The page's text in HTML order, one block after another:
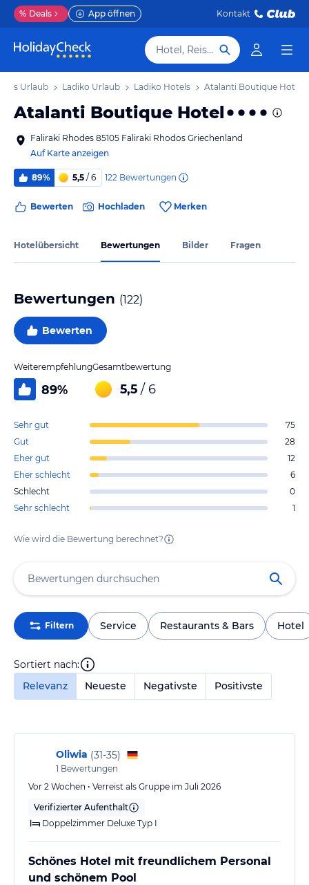
% Deals App öffnen Kontakt
Hotel, Reiseziel
Urlaub Ladiko Urlaub Ladiko Hotels Atalanti Boutique Hotel
Atalanti Boutique Hotel
Faliraki Rhodes 85105 Faliraki Rhodos Griechenland
Auf Karte anzeigen
89% 5,5 / 6 122 Bewertungen
Bewerten Hochladen Merken
Hotelübersicht Bewertungen Bilder Fragen
Bewertungen (122)
Bewerten
Weiterempfehlung
89%
Gesamtbewertung
5,5 / 6
Sehr gut
75
Gut
28
Eher gut
12
Eher schlecht
6
Schlecht
0
Sehr schlecht
1
Wie wird die Bewertung berechnet?
Filtern Service Restaurants & Bars Hotel
Sortiert nach:
Relevanz
Neueste Negativste Positivste
Oliwia (31-35)
1 Bewertungen
Vor 2 Wochen • Verreist als Gruppe im Juli 2026
Verifizierter Aufenthalt
Doppelzimmer Deluxe Typ I
Schönes Hotel mit freundlichem Personal
und schönem Pool